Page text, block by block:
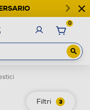
0
Filtri 3